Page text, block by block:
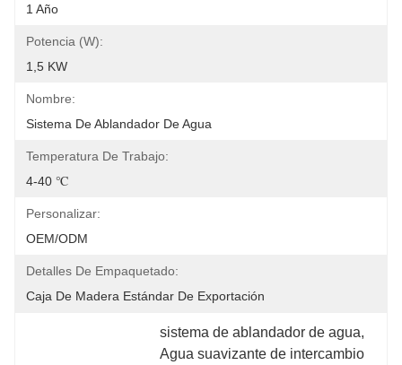
1 Año
Potencia (W):
1,5 KW
Nombre:
Sistema De Ablandador De Agua
Temperatura De Trabajo:
4-40 ℃
Personalizar:
OEM/ODM
Detalles De Empaquetado:
Caja De Madera Estándar De Exportación
sistema de ablandador de agua,
Agua suavizante de intercambio